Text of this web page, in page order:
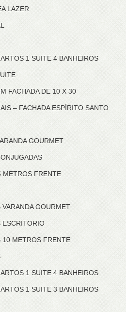
LAZER
1 SUITE 4 BANHEIROS
FACHADA DE 10 X 30
– FACHADA ESPÍRITO SANTO
GOURMET
METROS FRENTE
GOURMET
ESCRITORIO
10 METROS FRENTE
1 SUITE 4 BANHEIROS
1 SUITE 3 BANHEIROS